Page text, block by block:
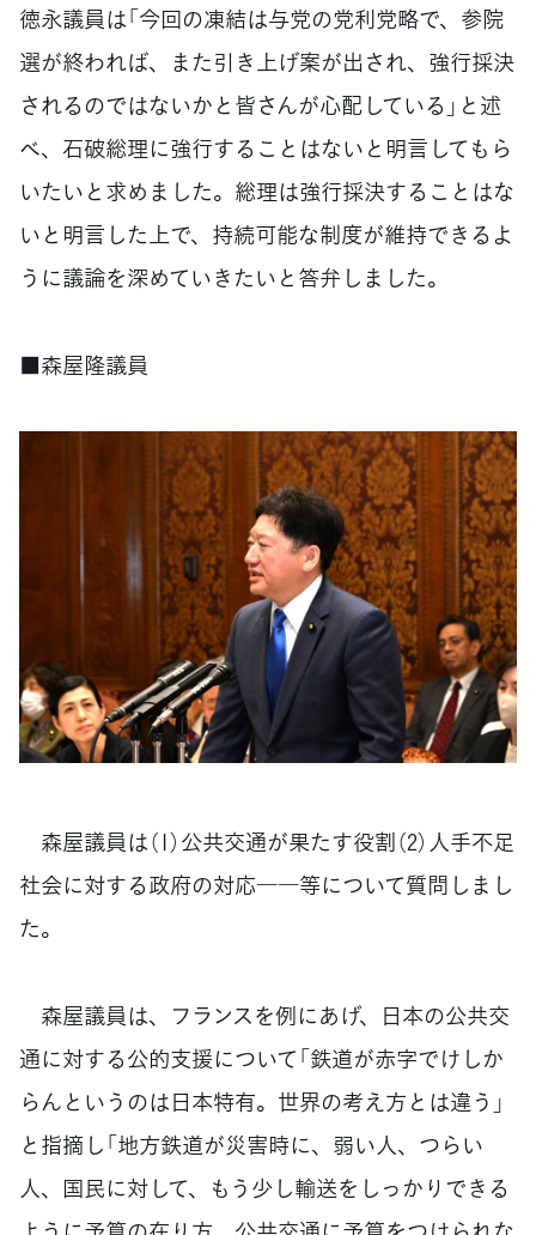
徳永議員は「今回の凍結は与党の党利党略で、参院
選が終われば、また引き上げ案が出され、強行採決
されるのではないかと皆さんが心配している」と述
べ、石破総理に強行することはないと明言してもら
いたいと求めました。総理は強行採決することはな
いと明言した上で、持続可能な制度が維持できるよ
うに議論を深めていきたいと答弁しました。
■森屋隆議員
森屋議員は（1）公共交通が果たす役割（2）人手不足
社会に対する政府の対応――等について質問しまし
た。
森屋議員は、フランスを例にあげ、日本の公共交
通に対する公的支援について「鉄道が赤字でけしか
らんというのは日本特有。世界の考え方とは違う」
と指摘し「地方鉄道が災害時に、弱い人、つらい
人、国民に対して、もう少し輸送をしっかりできる